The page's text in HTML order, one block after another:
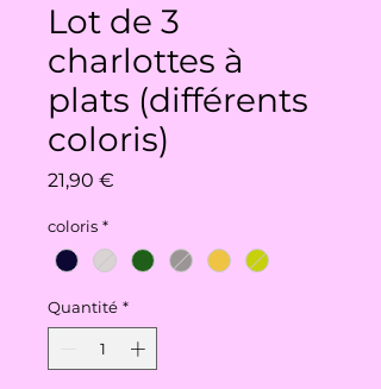
Lot de 3
charlottes à
plats (différents
coloris)
21,90 €
coloris *
Quantité *